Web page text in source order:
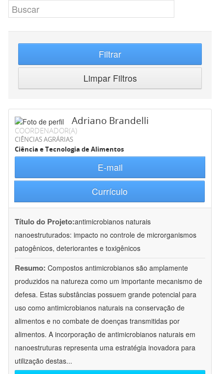
Filtrar
Limpar Filtros
Adriano Brandelli
COORDENADOR(A)
CIÊNCIAS AGRÁRIAS
Ciência e Tecnologia de Alimentos
E-mail
Currículo
Título do Projeto:antimicrobianos naturais
nanoestruturados: impacto no controle de microrganismos
patogênicos, deteriorantes e toxigênicos
Resumo: Compostos antimicrobianos são amplamente
produzidos na natureza como um importante mecanismo de
defesa. Estas substâncias possuem grande potencial para
uso como antimicrobianos naturais na conservação de
alimentos e no combate de doenças transmitidas por
alimentos. A incorporação de antimicrobianos naturais em
nanoestruturas representa uma estratégia inovadora para
utilização destas...